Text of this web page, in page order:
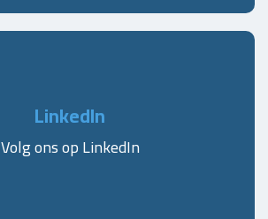
LinkedIn
Volg ons op LinkedIn